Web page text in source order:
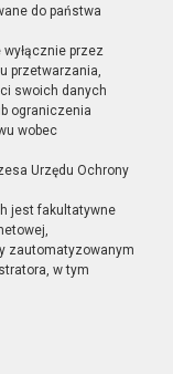
do państwa
przez
przetwarzania,
swoich danych
ograniczenia
wobec
Urzędu Ochrony
jest fakultatywne
zautomatyzowanym
w tym